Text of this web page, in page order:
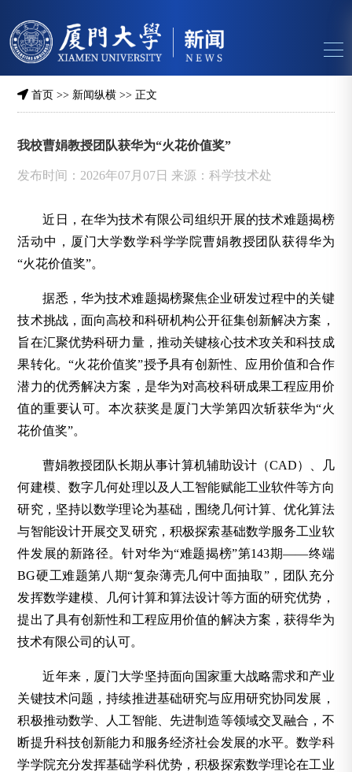
首页 >> 新闻纵横 >> 正文
我校曹娟教授团队获华为“火花价值奖”
发布时间：2026年07月07日 来源：科学技术处
近日，在华为技术有限公司组织开展的技术难题揭榜
活动中，厦门大学数学科学学院曹娟教授团队获得华为
“火花价值奖”。
据悉，华为技术难题揭榜聚焦企业研发过程中的关键
技术挑战，面向高校和科研机构公开征集创新解决方案，
旨在汇聚优势科研力量，推动关键核心技术攻关和科技成
果转化。“火花价值奖”授予具有创新性、应用价值和合作
潜力的优秀解决方案，是华为对高校科研成果工程应用价
值的重要认可。 本次获奖是厦门大学第四次斩获华为“火
花价值奖”。
曹娟教授团队长期从事计算机辅助设计（CAD）、几
何建模、数字几何处理以及人工智能赋能工业软件等方向
研究，坚持以数学理论为基础，围绕几何计算、优化算法
与智能设计开展交叉研究，积极探索基础数学服务工业软
件发展的新路径。针对华为“难题揭榜”第143期——终端
BG硬工难题第八期“复杂薄壳几何中面抽取”，团队充分
发挥数学建模、几何计算和算法设计等方面的研究优势，
提出了具有创新性和工程应用价值的解决方案，获得华为
技术有限公司的认可。
近年来，厦门大学坚持面向国家重大战略需求和产业
关键技术问题，持续推进基础研究与应用研究协同发展，
积极推动数学、人工智能、先进制造等领域交叉融合，不
断提升科技创新能力和服务经济社会发展的水平。数学科
学学院充分发挥基础学科优势，积极探索数学理论在工业